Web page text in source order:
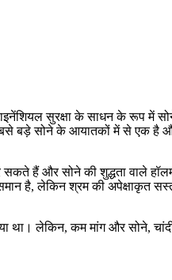
सुरक्षा के साधन के रूप
बड़े सोने के आयातकों में से एक
सकते हैं और सोने की शुद्धता वाले
समान है, लेकिन श्रम की
लेकिन, कम मांग और सोने,